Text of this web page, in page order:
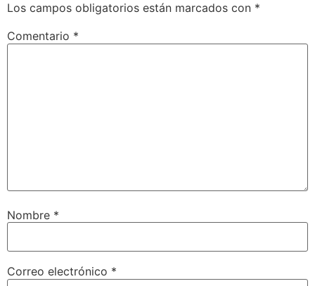
Los campos obligatorios están marcados con *
Comentario *
Nombre *
Correo electrónico *